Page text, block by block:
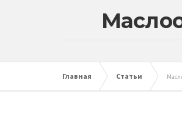
Главная Статьи